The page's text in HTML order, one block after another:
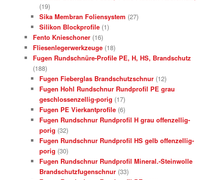
(19)
Sika Membran Foliensystem (27)
Silikon Blockprofile (1)
Fento Knieschoner (16)
Fliesenlegerwerkzeuge (18)
Fugen Rundschnüre-Profile PE, H, HS, Brandschutz
(188)
Fugen Fieberglas Brandschutzschnur (12)
Fugen Hohl Rundschnur Rundprofil PE grau
geschlossenzellig-porig (17)
Fugen PE Vierkantprofile (6)
Fugen Rundschnur Rundprofil H grau offenzellig-
porig (32)
Fugen Rundschnur Rundprofil HS gelb offenzellig-
porig (30)
Fugen Rundschnur Rundprofil Mineral.-Steinwolle
Brandschutzfugenschnur (33)